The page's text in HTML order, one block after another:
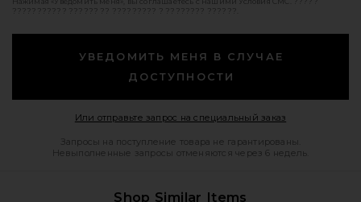
УВЕДОМИТЬ МЕНЯ В СЛУЧАЕ
ДОСТУПНОСТИ
Или отправьте запрос на специальный заказ
Запросы на поступление товара не гарантированы.
Невыполненные запросы отменяются через 6 недель.
Shop Similar Items